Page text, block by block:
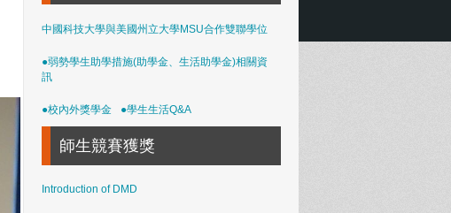
中國科技大學與美國州立大學MSU合作雙聯學位
●弱勢學生助學措施(助學金、生活助學金)相關資
訊
●校內外獎學金 ●學生生活Q&A
師生競賽獲獎
Introduction of DMD